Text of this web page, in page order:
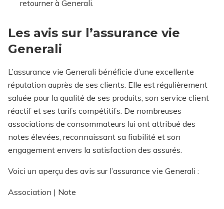
retourner à Generali.
Les avis sur l’assurance vie
Generali
L’assurance vie Generali bénéficie d’une excellente
réputation auprès de ses clients. Elle est régulièrement
saluée pour la qualité de ses produits, son service client
réactif et ses tarifs compétitifs. De nombreuses
associations de consommateurs lui ont attribué des
notes élevées, reconnaissant sa fiabilité et son
engagement envers la satisfaction des assurés.
Voici un aperçu des avis sur l’assurance vie Generali :
Association | Note